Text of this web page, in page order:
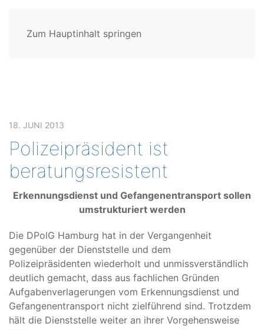
Zum Hauptinhalt springen
18. JUNI 2013
Polizeipräsident ist
beratungsresistent
Erkennungsdienst und Gefangenentransport sollen
umstrukturiert werden
Die DPolG Hamburg hat in der Vergangenheit
gegenüber der Dienststelle und dem
Polizeipräsidenten wiederholt und unmissverständlich
deutlich gemacht, dass aus fachlichen Gründen
Aufgabenverlagerungen vom Erkennungsdienst und
Gefangenentransport nicht zielführend sind. Trotzdem
hält die Dienststelle weiter an ihrer Vorgehensweise